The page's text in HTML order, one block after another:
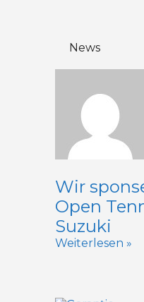
News
Wir
Open
Suzuki
Weiterlesen »